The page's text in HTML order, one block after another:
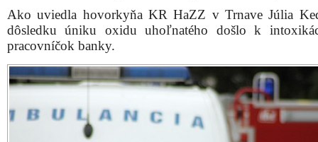
Ako uviedla hovorkyňa KR HaZZ v Trnave Júlia
dôsledku úniku oxidu uhoľnatého došlo k
pracovníčok banky.